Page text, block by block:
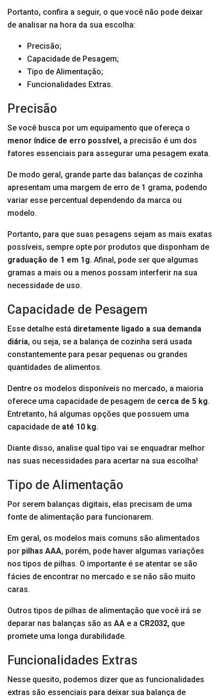
Portanto, confira a seguir, o que você não pode deixar
de analisar na hora da sua escolha:
Precisão;
Capacidade de Pesagem;
Tipo de Alimentação;
Funcionalidades Extras.
Precisão
Se você busca por um equipamento que ofereça o
menor índice de erro possível, a precisão é um dos
fatores essenciais para assegurar uma pesagem exata.
De modo geral, grande parte das balanças de cozinha
apresentam uma margem de erro de 1 grama, podendo
variar esse percentual dependendo da marca ou
modelo.
Portanto, para que suas pesagens sejam as mais exatas
possíveis, sempre opte por produtos que disponham de
graduação de 1 em 1g. Afinal, pode ser que algumas
gramas a mais ou a menos possam interferir na sua
necessidade de uso.
Capacidade de Pesagem
Esse detalhe está diretamente ligado a sua demanda
diária, ou seja, se a balança de cozinha será usada
constantemente para pesar pequenas ou grandes
quantidades de alimentos.
Dentre os modelos disponíveis no mercado, a maioria
oferece uma capacidade de pesagem de cerca de 5 kg.
Entretanto, há algumas opções que possuem uma
capacidade de até 10 kg.
Diante disso, analise qual tipo vai se enquadrar melhor
nas suas necessidades para acertar na sua escolha!
Tipo de Alimentação
Por serem balanças digitais, elas precisam de uma
fonte de alimentação para funcionarem.
Em geral, os modelos mais comuns são alimentados
por pilhas AAA, porém, pode haver algumas variações
nos tipos de pilhas. O importante é se atentar se são
fácies de encontrar no mercado e se não são muito
caras.
Outros tipos de pilhas de alimentação que você irá se
deparar nas balanças são as AA e a CR2032, que
promete uma longa durabilidade.
Funcionalidades Extras
Nesse quesito, podemos dizer que as funcionalidades
extras são essenciais para deixar sua balança de